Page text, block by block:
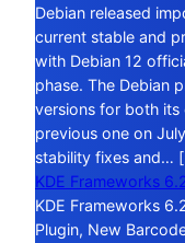
Debian released
current stable and
with Debian 12
phase. The Debian
versions for both its
previous one on
stability fixes and…
KDE Frameworks
KDE Frameworks
Plugin, New